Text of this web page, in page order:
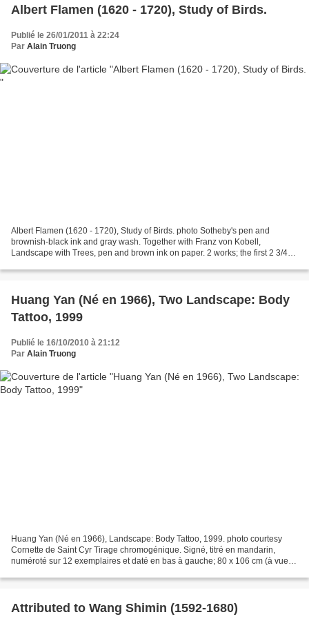
Albert Flamen (1620 - 1720), Study of Birds.
Publié le 26/01/2011 à 22:24
Par Alain Truong
Albert Flamen (1620 - 1720), Study of Birds. photo Sotheby's pen and
brownish-black ink and gray wash. Together with Franz von Kobell,
Landscape with Trees, pen and brown ink on paper. 2 works; the first 2 3/4
Huang Yan (Né en 1966), Two Landscape: Body
Tattoo, 1999
Publié le 16/10/2010 à 21:12
Par Alain Truong
Huang Yan (Né en 1966), Landscape: Body Tattoo, 1999. photo courtesy
Cornette de Saint Cyr Tirage chromogénique. Signé, titré en mandarin,
numéroté sur 12 exemplaires et daté en bas à gauche; 80 x 106 cm (à vue)
Attributed to Wang Shimin (1592-1680)